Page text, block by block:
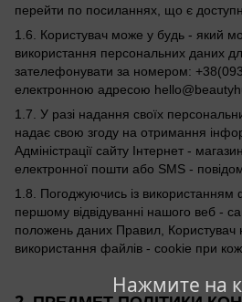
Нажмите на
перейти по посиланнях, що є
1.6. Користувач може у будь - який
використання персональних даних
зателефонувати за номером:
електронною адресою
1.7. У разі надання своїх
надає свою згоду на отримання
Адміністрації сайту Інтернет -
електронної пошти або SMS -
1.8. Погоджуючись із використанням
першому відвідуванні нашого веб -
положень даних Правил, Користувач
використання файлів - cookie при